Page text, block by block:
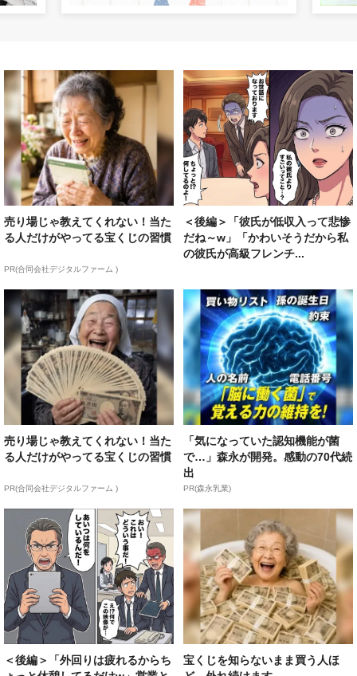
売り場じゃ教えてくれない！当た
る人だけがやってる宝くじの習慣
PR(合同会社デジタルファーム )
＜後編＞「彼氏が低収入って悲惨
だね～w」「かわいそうだから私
の彼氏が高級フレンチ...
売り場じゃ教えてくれない！当た
る人だけがやってる宝くじの習慣
PR(合同会社デジタルファーム )
「気になっていた認知機能が菌
で…」森永が開発。感動の70代続
出
PR(森永乳業)
＜後編＞「外回りは疲れるからち
宝くじを知らないまま買う人ほ